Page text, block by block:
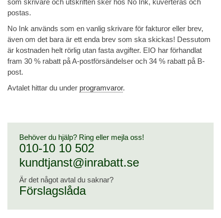
postas.
No Ink används som en vanlig skrivare för fakturor eller brev,
även om det bara är ett enda brev som ska skickas! Dessutom
är kostnaden helt rörlig utan fasta avgifter. EIO har förhandlat
fram 30 % rabatt på A-postförsändelser och 34 % rabatt på B-
post.
Avtalet hittar du under programvaror.
Behöver du hjälp? Ring eller mejla oss!
010-10 10 502
kundtjanst@inrabatt.se
Är det något avtal du saknar?
Förslagslåda